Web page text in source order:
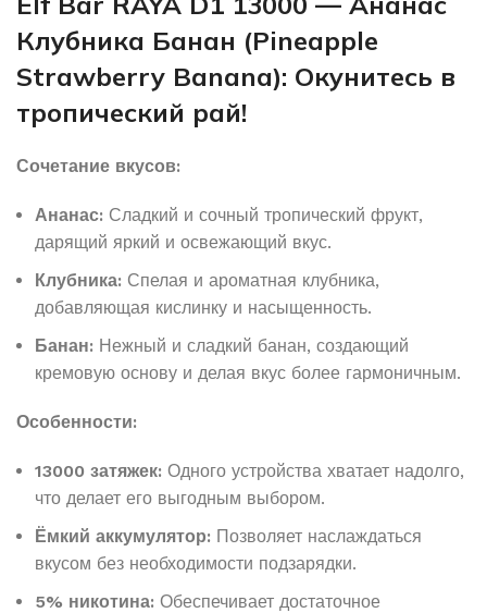
Клубника Банан (Pineapple
Strawberry Banana): Окунитесь в
тропический рай!
Сочетание вкусов:
Ананас: Сладкий и сочный тропический фрукт,
дарящий яркий и освежающий вкус.
Клубника: Спелая и ароматная клубника,
добавляющая кислинку и насыщенность.
Банан: Нежный и сладкий банан, создающий
кремовую основу и делая вкус более гармоничным.
Особенности:
13000 затяжек: Одного устройства хватает надолго,
что делает его выгодным выбором.
Ёмкий аккумулятор: Позволяет наслаждаться
вкусом без необходимости подзарядки.
5% никотина: Обеспечивает достаточное